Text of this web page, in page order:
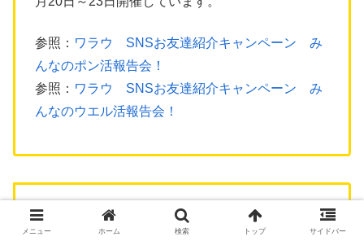
参照： ワラウ SNSお友達紹介キャンペーン み
んなのポン活報告会！
参照： ワラウ SNSお友達紹介キャンペーン み
んなのウエル活報告会！
当サイト経由で cimcome（コインカム）に新規登
録すると、50円 もらえます。
メニュー ホーム 検索 トップ サイドバー